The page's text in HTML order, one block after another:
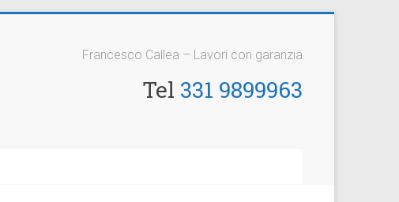
Francesco Callea – Lavori con garanzia
Tel 331 9899963